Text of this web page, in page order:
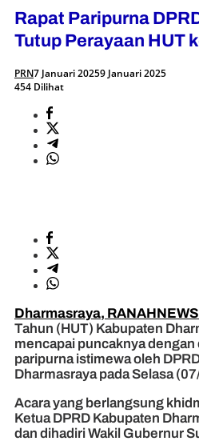
Rapat Paripurna
Tutup Perayaan HUT
PRN7 Januari 20259 Januari 2025
454 Dilihat
Dharmasraya, RANAHNEWS
Tahun (HUT) Kabupaten
mencapai puncaknya dengan
paripurna istimewa oleh
Dharmasraya pada Selasa
Acara yang berlangsung
Ketua DPRD Kabupaten
dan dihadiri Wakil Gubernur